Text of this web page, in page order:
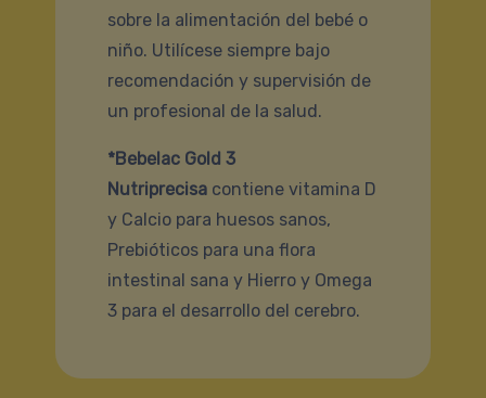
sobre la alimentación del bebé o
niño. Utilícese siempre bajo
recomendación y supervisión de
un profesional de la salud.
*Bebelac Gold 3
Nutriprecisa contiene vitamina D
y Calcio para huesos sanos,
Prebióticos para una flora
intestinal sana y Hierro y Omega
3 para el desarrollo del cerebro.